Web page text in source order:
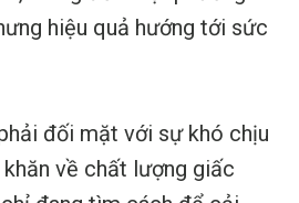
hiệu quả hướng tới sức
đối mặt với sự khó chịu
về chất lượng giấc